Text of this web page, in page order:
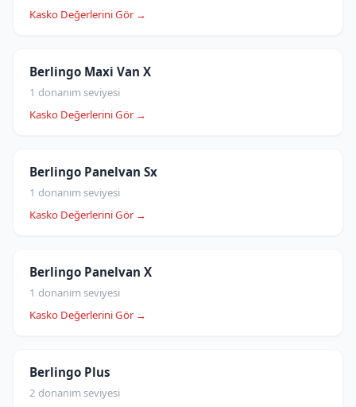
Kasko Değerlerini Gör →
Berlingo Maxi Van X
1 donanım seviyesi
Kasko Değerlerini Gör →
Berlingo Panelvan Sx
1 donanım seviyesi
Kasko Değerlerini Gör →
Berlingo Panelvan X
1 donanım seviyesi
Kasko Değerlerini Gör →
Berlingo Plus
2 donanım seviyesi